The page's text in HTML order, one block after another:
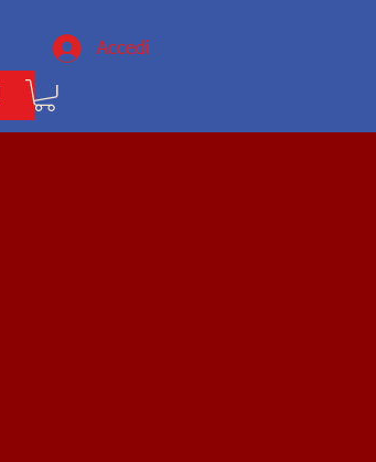
Accedi